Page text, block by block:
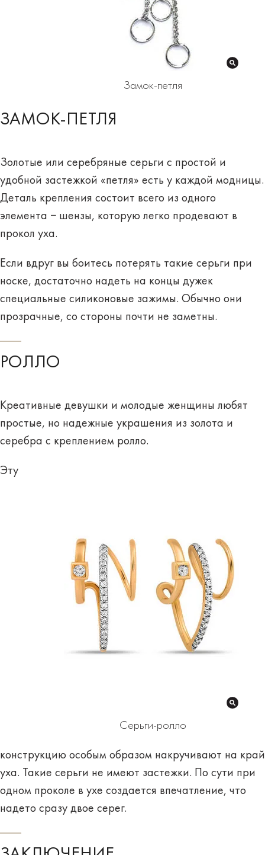
Замок-петля
ЗАМОК-ПЕТЛЯ
Золотые или серебряные серьги с простой и
удобной застежкой «петля» есть у каждой модницы.
Деталь крепления состоит всего из одного
элемента − шензы, которую легко продевают в
прокол уха.
Если вдруг вы боитесь потерять такие серьги при
носке, достаточно надеть на концы дужек
специальные силиконовые зажимы. Обычно они
прозрачные, со стороны почти не заметны.
РОЛЛО
Креативные девушки и молодые женщины любят
простые, но надежные украшения из золота и
серебра с креплением ролло.
Серьги-ролло
Эту
конструкцию особым образом накручивают на край
уха. Такие серьги не имеют застежки. По сути при
одном проколе в ухе создается впечатление, что
надето сразу двое серег.